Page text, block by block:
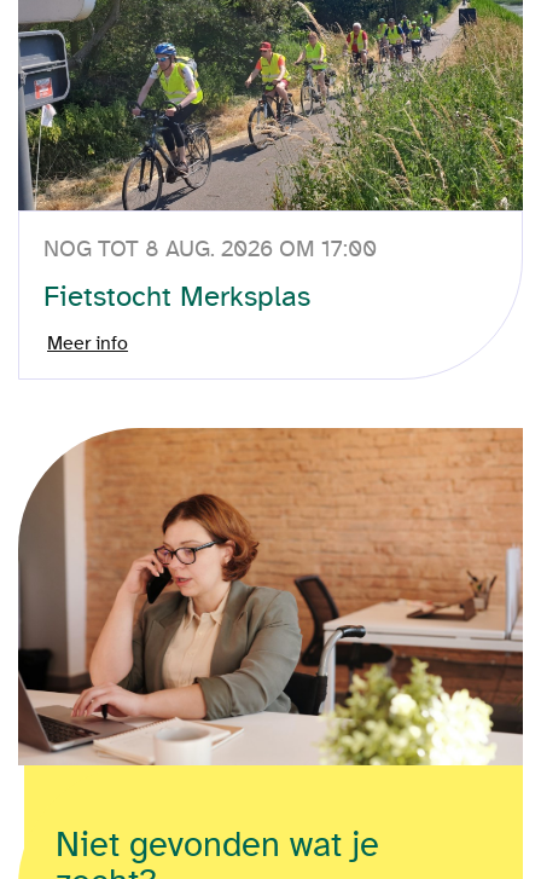
NOG TOT 8 AUG. 2026 OM 17:00
Fietstocht Merksplas
Meer info
Niet gevonden wat je